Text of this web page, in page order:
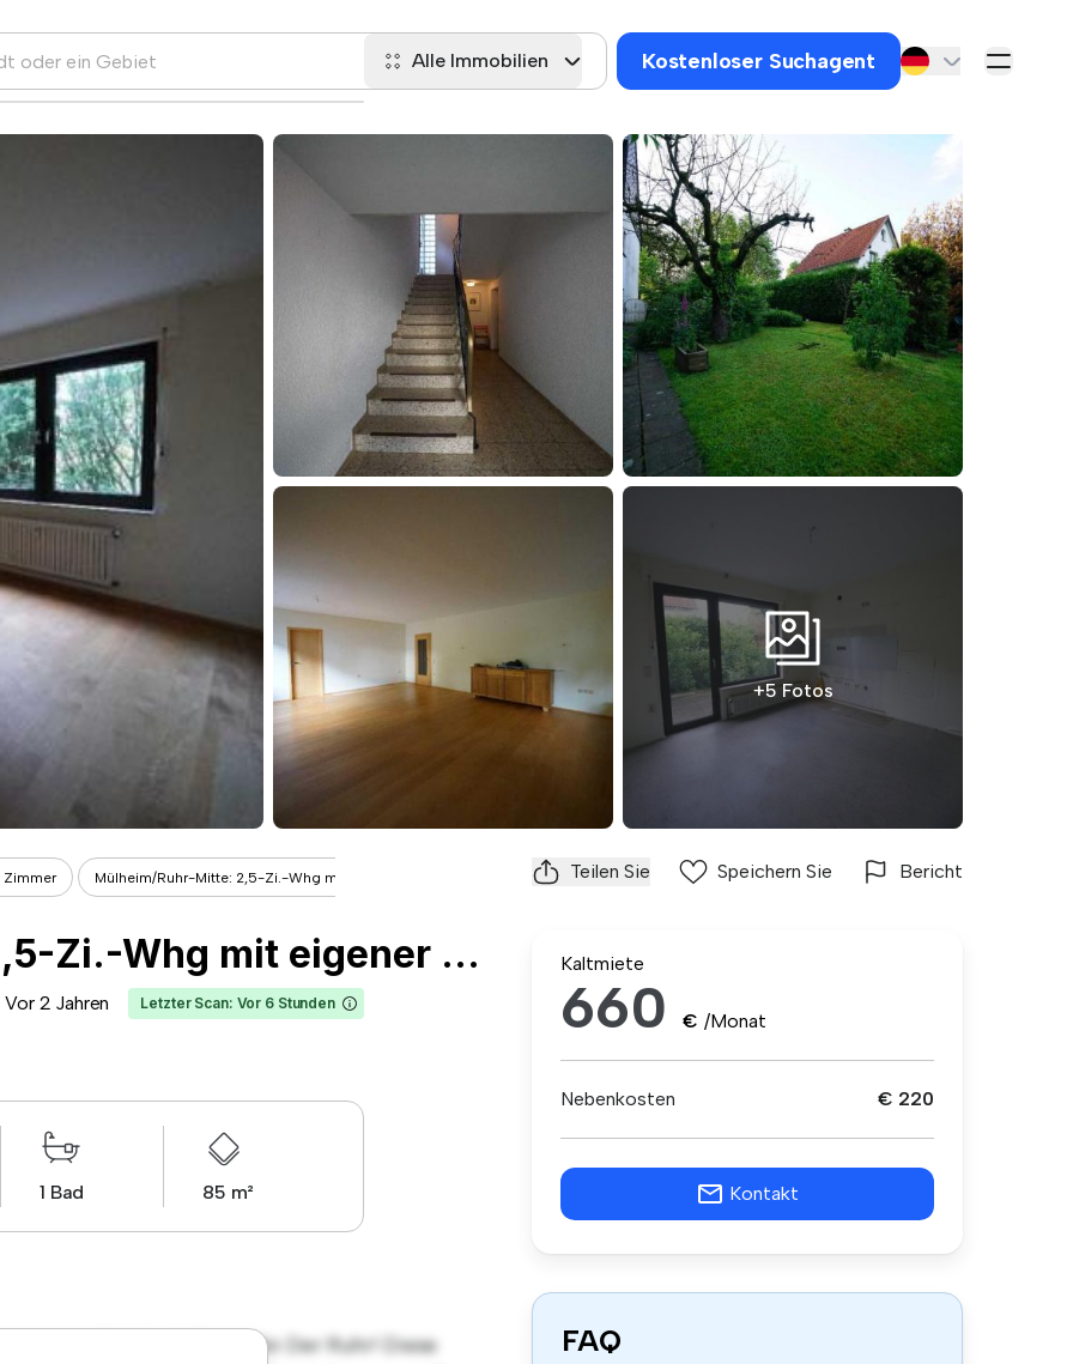
Alle Immobilien Kostenloser Suchagent
+5 Fotos
Zimmer Mülheim/Ruhr-Mitte: 2,5-Zi.-Whg mit e... Teilen Sie Speichern Sie Bericht
Mülheim/Ruhr-Mitte: 2,5-Zi.-Whg mit eigener Terrasse und Gartenmitbenutzung (Wohnungen Mülheim an der Ruhr)
Vor 2 Jahren Letzter Scan: Vor 6 Stunden
1 Bad 85 m²
in 45468, Mülheim An Der Ruhr! Diese
Kaltmiete
660 € /Monat
Nebenkosten € 220
Kontakt
FAQ